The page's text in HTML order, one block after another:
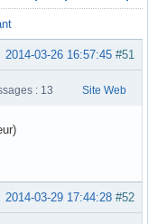
#51
2014-03-26 16:57:45
: 13 Site Web
#52
2014-03-29 17:44:28